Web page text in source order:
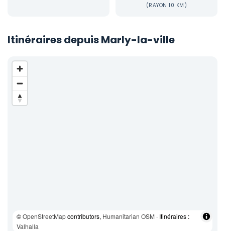
(RAYON 10 KM)
Itinéraires depuis Marly-la-ville
©OpenStreetMapcontributors, Humanitarian OSM · Itinéraires :
Valhalla